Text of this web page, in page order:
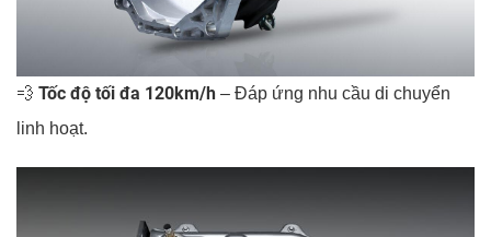
💨 Tốc độ tối đa 120km/h – Đáp ứng nhu cầu di chuyển
linh hoạt.